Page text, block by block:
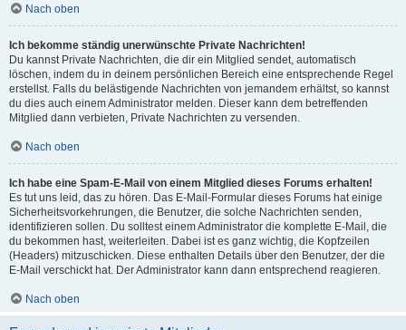
Nach oben
Ich bekomme ständig unerwünschte Private Nachrichten!
Du kannst Private Nachrichten, die dir ein Mitglied sendet, automatisch
löschen, indem du in deinem persönlichen Bereich eine entsprechende Regel
erstellst. Falls du belästigende Nachrichten von jemandem erhältst, so kannst
du dies auch einem Administrator melden. Dieser kann dem betreffenden
Mitglied dann verbieten, Private Nachrichten zu versenden.
Nach oben
Ich habe eine Spam-E-Mail von einem Mitglied dieses Forums erhalten!
Es tut uns leid, das zu hören. Das E-Mail-Formular dieses Forums hat einige
Sicherheitsvorkehrungen, die Benutzer, die solche Nachrichten senden,
identifizieren sollen. Du solltest einem Administrator die komplette E-Mail, die
du bekommen hast, weiterleiten. Dabei ist es ganz wichtig, die Kopfzeilen
(Headers) mitzuschicken. Diese enthalten Details über den Benutzer, der die
E-Mail verschickt hat. Der Administrator kann dann entsprechend reagieren.
Nach oben